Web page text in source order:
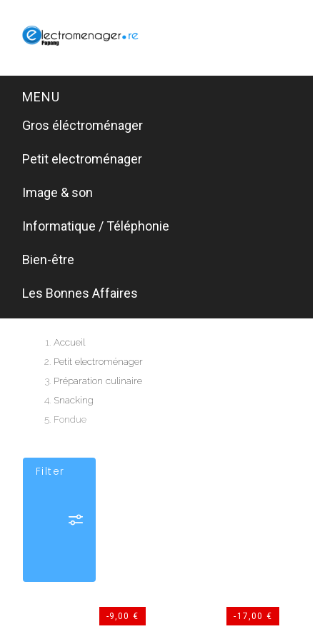
MENU
Gros éléctroménager
Petit electroménager
Image & son
Informatique / Téléphonie
Bien-être
Les Bonnes Affaires
Accueil
Petit electroménager
Préparation culinaire
Snacking
Fondue
Filter
-9,00 € -17,00 €